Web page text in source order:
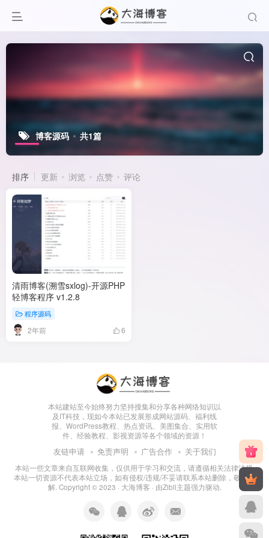
博客源码 共1篇
排序 更新 浏览 点赞 评论
清雨博客(溯雪sxlog)-开源PHP
轻博客程序 v1.2.8
程序源码
2年前 6
本站建站至今始终努力坚持搜集和分享各种网络知识以
及IT科技，现如今本站已发展形成网站源码、福利线
报、WordPress教程、热点资讯、美图集合、实用软
件、经验教程、影视资源等各个领域的资源！
友链申请 免责声明 广告合作 关于我们
本站一些文章来自互联网收集，仅供用于学习和交流，请遵循相关法律法规.
本站一切资源不代表本站立场，如有侵权/违规/不妥请联系本站删除，敬请谅
解. Copyright © 2023 · 大海博客 · 由Zibll主题强力驱动.